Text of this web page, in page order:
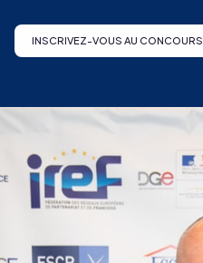
INSCRIVEZ-VOUS AU CONCOURS